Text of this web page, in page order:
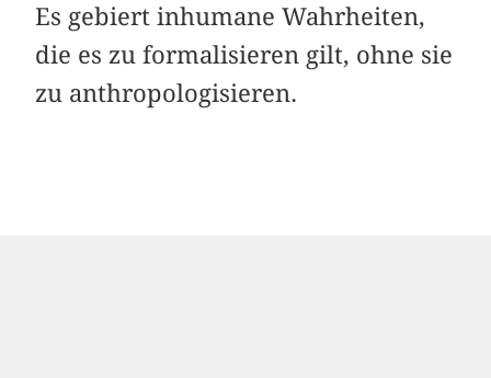
Es gebiert inhumane Wahrheiten,
die es zu formalisieren gilt, ohne sie
zu anthropologisieren.